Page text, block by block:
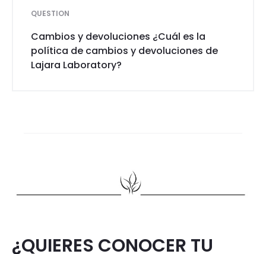
QUESTION
Cambios y devoluciones ¿Cuál es la
política de cambios y devoluciones de
Lajara Laboratory?
¿QUIERES CONOCER TU